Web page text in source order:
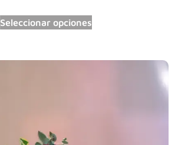
Seleccionar opciones